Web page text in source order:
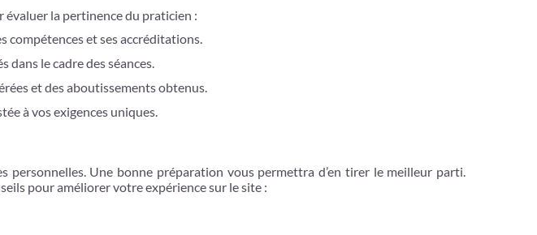
la pertinence du praticien :
compétences et ses accréditations.
le cadre des séances.
et des aboutissements obtenus.
à vos exigences uniques.
personnelles. Une bonne préparation vous permettra d’en tirer le meilleur parti.
pour améliorer votre expérience sur le site :